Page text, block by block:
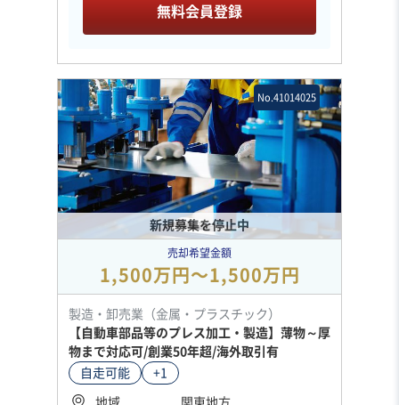
無料会員登録
新規募集を停止中
No.41014025
売却希望金額
1,500万円〜1,500万円
製造・卸売業（金属・プラスチック）
【自動車部品等のプレス加工・製造】薄物～厚
物まで対応可/創業50年超/海外取引有
自走可能
+1
地域
関東地方